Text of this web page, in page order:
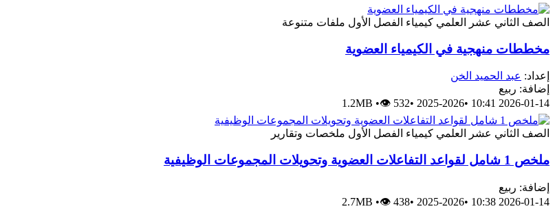
الصف الثاني عشر العلمي كيمياء الفصل الأول ملفات متنوعة
مخططات منهجية في الكيمياء العضوية
إعداد: عبد الحميد الخن
إضافة: ربيع
2026-01-14 10:41
•
2025-2026
•
1.2MB •👁 532
الصف الثاني عشر العلمي كيمياء الفصل الأول ملخصات وتقارير
ملخص 1 شامل لقواعد التفاعلات العضوية وتحويلات المجموعات الوظيفية
إضافة: ربيع
2026-01-14 10:38
•
2025-2026
•
2.7MB •👁 438